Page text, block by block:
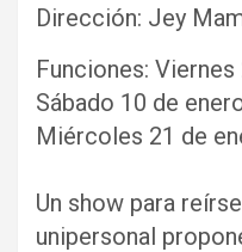
Dirección: Jey
Funciones:
Sábado 10 de
Miércoles 21 de
Un show para
unipersonal